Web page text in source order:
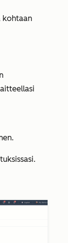
kohtaan